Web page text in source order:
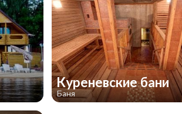
Куреневские бани
Баня